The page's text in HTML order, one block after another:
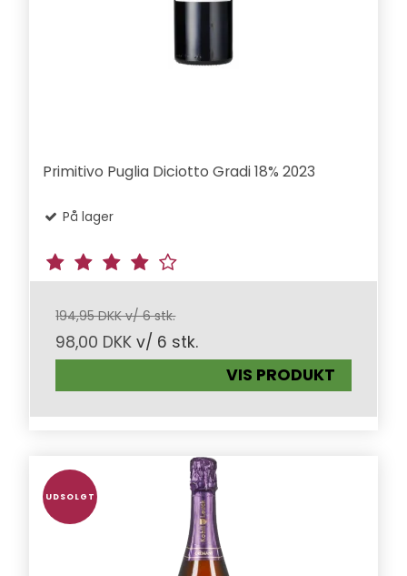
Primitivo Puglia Diciotto Gradi 18% 2023
På lager
194,95 DKK v/ 6 stk.
98,00 DKK v/ 6 stk.
VIS PRODUKT
UDSOLGT